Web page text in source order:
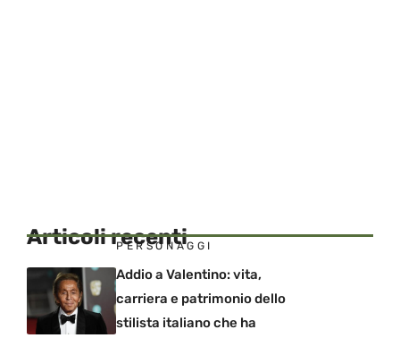
Articoli recenti
PERSONAGGI
Addio a Valentino: vita,
carriera e patrimonio dello
stilista italiano che ha